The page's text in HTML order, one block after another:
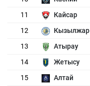
11
Кайсар
12
Кызылжар
13
Атырау
14
Жетысу
15
Алтай